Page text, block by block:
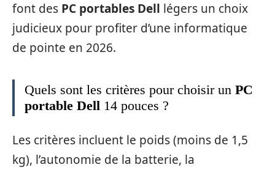
font des PC portables Dell légers un choix
judicieux pour profiter d’une informatique
de pointe en 2026.
Quels sont les critères pour choisir un PC
portable Dell 14 pouces ?
Les critères incluent le poids (moins de 1,5
kg), l’autonomie de la batterie, la